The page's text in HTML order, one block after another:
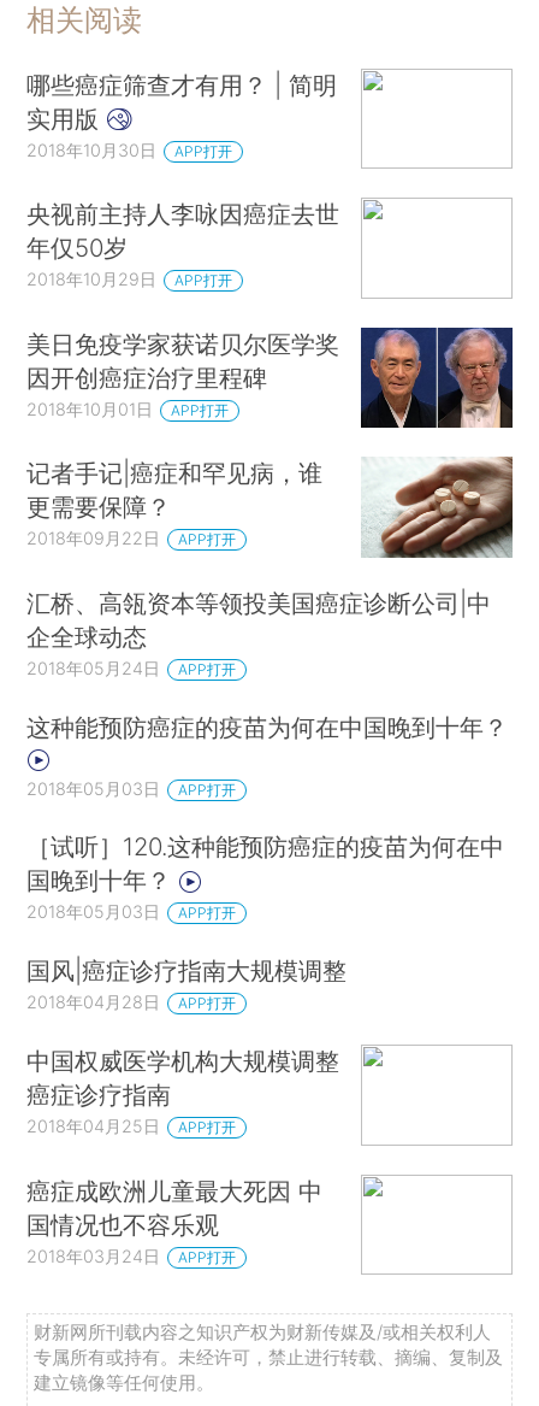
相关阅读
哪些癌症筛查才有用？ | 简明
实用版
2018年10月30日 APP打开
央视前主持人李咏因癌症去世
年仅50岁
2018年10月29日 APP打开
美日免疫学家获诺贝尔医学奖
因开创癌症治疗里程碑
2018年10月01日 APP打开
记者手记|癌症和罕见病，谁
更需要保障？
2018年09月22日 APP打开
汇桥、高瓴资本等领投美国癌症诊断公司|中
企全球动态
2018年05月24日 APP打开
这种能预防癌症的疫苗为何在中国晚到十年？
2018年05月03日 APP打开
［试听］120.这种能预防癌症的疫苗为何在中
国晚到十年？
2018年05月03日 APP打开
国风|癌症诊疗指南大规模调整
2018年04月28日 APP打开
中国权威医学机构大规模调整
癌症诊疗指南
2018年04月25日 APP打开
癌症成欧洲儿童最大死因 中
国情况也不容乐观
2018年03月24日 APP打开
财新网所刊载内容之知识产权为财新传媒及/或相关权利人
专属所有或持有。未经许可，禁止进行转载、摘编、复制及
建立镜像等任何使用。